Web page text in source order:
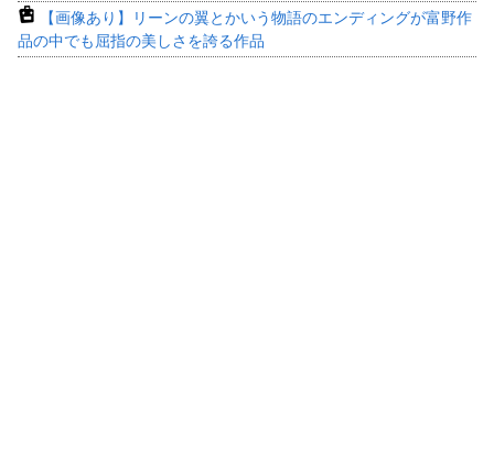
【画像あり】リーンの翼とかいう物語のエンディングが富野作
品の中でも屈指の美しさを誇る作品